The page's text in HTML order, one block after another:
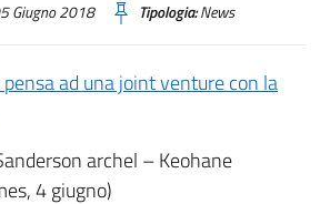
Giugno 2018 Tipologia:News
pensa ad una joint venture con la
archel – Keohane
4 giugno)